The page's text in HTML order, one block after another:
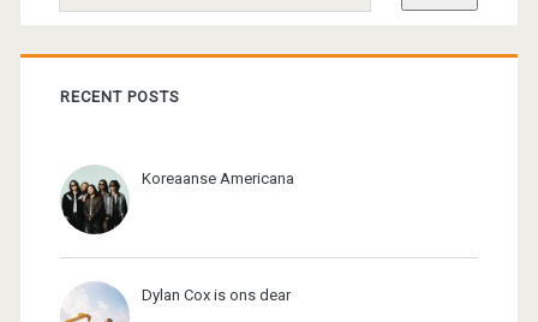
RECENT POSTS
Koreaanse Americana
Dylan Cox is ons dear